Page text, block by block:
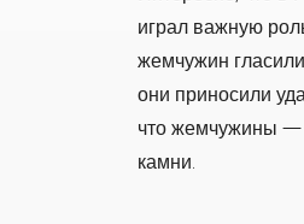
играл важную
жемчужин
они приносили
что жемчужины —
камни.